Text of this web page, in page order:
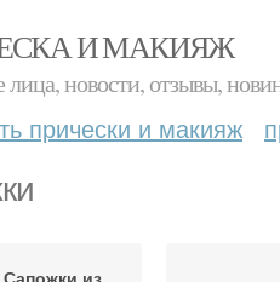
И МАКИЯЖ
новости, отзывы,
прически и макияж
Сапожки из